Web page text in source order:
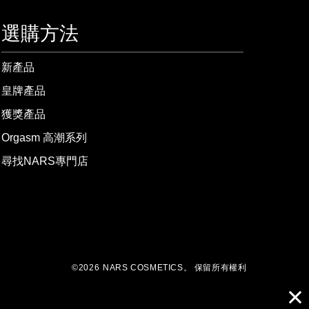
選購方法
新產品
皇牌產品
獲獎產品
Orgasm 高潮系列
尋找NARS專門店
©2026 NARS COSMETICS。 保留所有權利